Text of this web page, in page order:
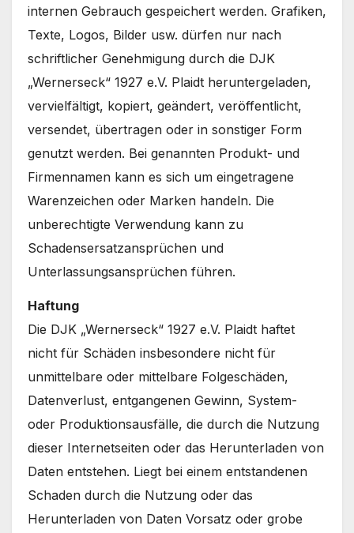
internen Gebrauch gespeichert werden. Grafiken,
Texte, Logos, Bilder usw. dürfen nur nach
schriftlicher Genehmigung durch die DJK
„Wernerseck“ 1927 e.V. Plaidt heruntergeladen,
vervielfältigt, kopiert, geändert, veröffentlicht,
versendet, übertragen oder in sonstiger Form
genutzt werden. Bei genannten Produkt- und
Firmennamen kann es sich um eingetragene
Warenzeichen oder Marken handeln. Die
unberechtigte Verwendung kann zu
Schadensersatzansprüchen und
Unterlassungsansprüchen führen.
Haftung
Die DJK „Wernerseck“ 1927 e.V. Plaidt haftet
nicht für Schäden insbesondere nicht für
unmittelbare oder mittelbare Folgeschäden,
Datenverlust, entgangenen Gewinn, System-
oder Produktionsausfälle, die durch die Nutzung
dieser Internetseiten oder das Herunterladen von
Daten entstehen. Liegt bei einem entstandenen
Schaden durch die Nutzung oder das
Herunterladen von Daten Vorsatz oder grobe